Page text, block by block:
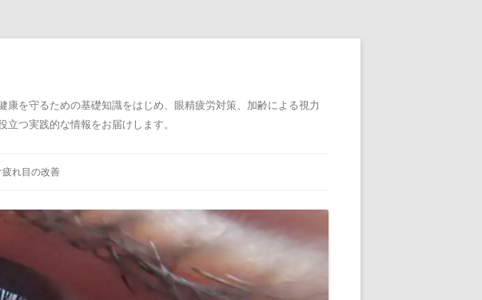
を守るための基礎知識をはじめ、眼精疲労対策、加齢による視力
つ実践的な情報をお届けします。
れ目の改善